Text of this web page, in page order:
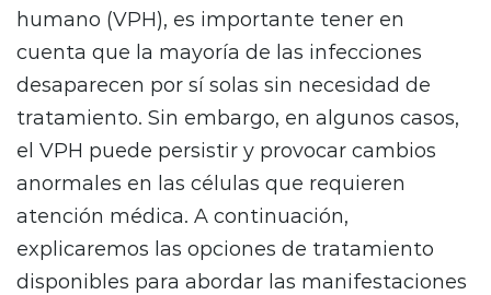
humano (VPH), es importante tener en
cuenta que la mayoría de las infecciones
desaparecen por sí solas sin necesidad de
tratamiento. Sin embargo, en algunos casos,
el VPH puede persistir y provocar cambios
anormales en las células que requieren
atención médica. A continuación,
explicaremos las opciones de tratamiento
disponibles para abordar las manifestaciones